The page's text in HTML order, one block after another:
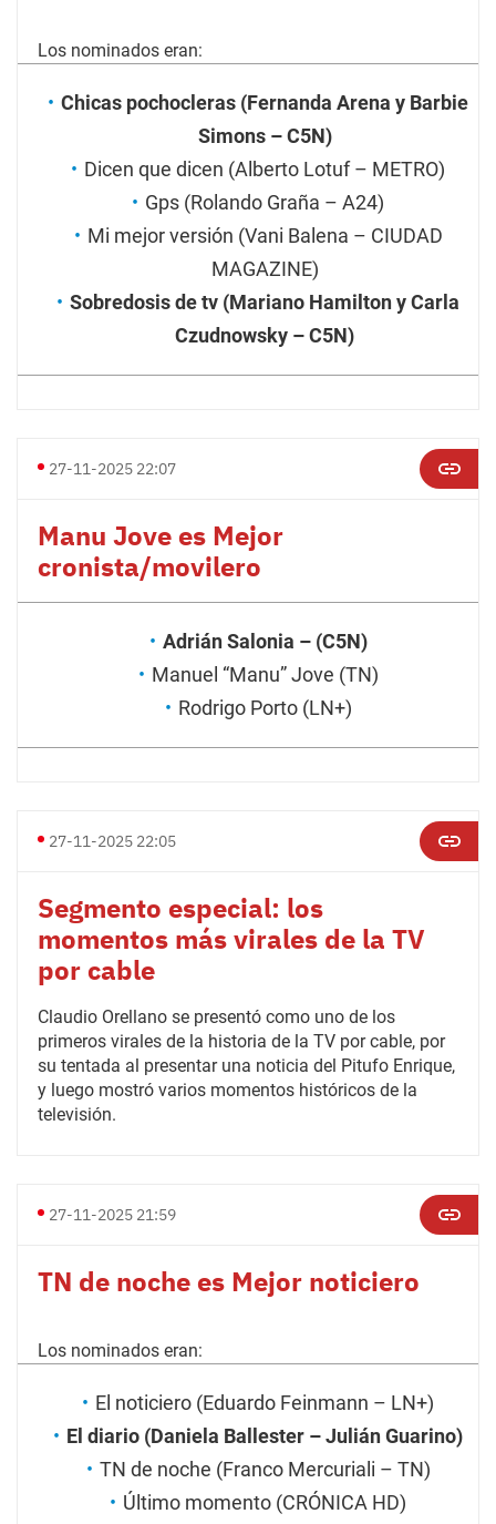
Los nominados eran:
Chicas pochocleras (Fernanda Arena y Barbie
Simons – C5N)
Dicen que dicen (Alberto Lotuf – METRO)
Gps (Rolando Graña – A24)
Mi mejor versión (Vani Balena – CIUDAD
MAGAZINE)
Sobredosis de tv (Mariano Hamilton y Carla
Czudnowsky – C5N)
27-11-2025 22:07
Manu Jove es Mejor
cronista/movilero
Adrián Salonia – (C5N)
Manuel “Manu” Jove (TN)
Rodrigo Porto (LN+)
27-11-2025 22:05
Segmento especial: los
momentos más virales de la TV
por cable
Claudio Orellano se presentó como uno de los
primeros virales de la historia de la TV por cable, por
su tentada al presentar una noticia del Pitufo Enrique,
y luego mostró varios momentos históricos de la
televisión.
27-11-2025 21:59
TN de noche es Mejor noticiero
Los nominados eran:
El noticiero (Eduardo Feinmann – LN+)
El diario (Daniela Ballester – Julián Guarino)
TN de noche (Franco Mercuriali – TN)
Último momento (CRÓNICA HD)